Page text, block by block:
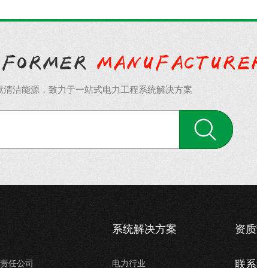
清洁能源，致力于一站式电力工程系统解决方案
任公司
系统解决方案
电力行业
资
联